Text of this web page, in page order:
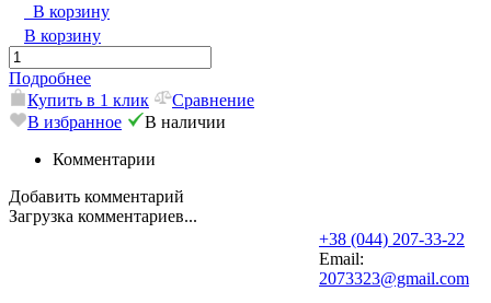
В корзину
В корзину
Подробнее
Купить в 1 клик
Сравнение
В избранное
В наличии
Комментарии
Добавить комментарий
Загрузка комментариев...
+38 (044) 207-33-22
Email:
2073323@gmail.com